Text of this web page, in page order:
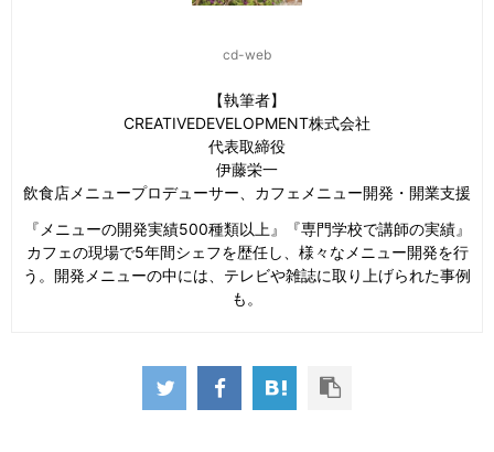
cd-web
【執筆者】
CREATIVEDEVELOPMENT株式会社
代表取締役
伊藤栄一
飲食店メニュープロデューサー、カフェメニュー開発・開業支援
『メニューの開発実績500種類以上』『専門学校で講師の実績』
カフェの現場で5年間シェフを歴任し、様々なメニュー開発を行
う。開発メニューの中には、テレビや雑誌に取り上げられた事例
も。